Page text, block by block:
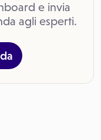
e invia
agli esperti.